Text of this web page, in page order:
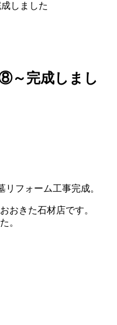
しました
～完成しまし
フォーム工事完成。
おきた石材店です。
。